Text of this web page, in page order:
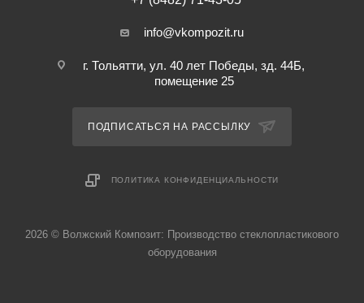
info@vkompozit.ru
г. Тольятти, ул. 40 лет Победы, зд. 44Б,
помещение 25
ПОДПИСАТЬСЯ НА РАССЫЛКУ
ПОЛИТИКА КОНФИДЕНЦИАЛЬНОСТИ
2026 © Волжский Композит: Производство стеклопластикового
оборудования